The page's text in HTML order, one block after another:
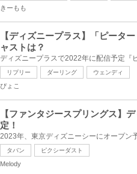
きーもも
【ディズニープラス】「ピータ
ャストは？
リプリー ダーリング ウェンディ
ぴょこ
【ファンタジースプリングス】
定！
タバン ピクシーダスト
Melody